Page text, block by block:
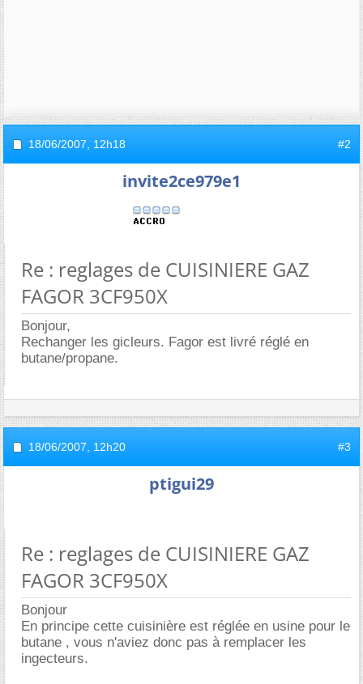
18/06/2007, 12h18 #2
invite2ce979e1
Re : reglages de CUISINIERE GAZ
FAGOR 3CF950X
Bonjour,
Rechanger les gicleurs. Fagor est livré réglé en
butane/propane.
18/06/2007, 12h20 #3
ptigui29
Re : reglages de CUISINIERE GAZ
FAGOR 3CF950X
Bonjour
En principe cette cuisinière est réglée en usine pour le
butane , vous n'aviez donc pas à remplacer les
ingecteurs.